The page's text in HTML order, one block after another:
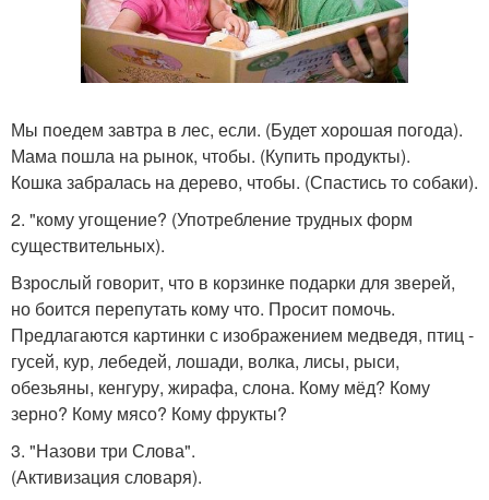
Мы поедем завтра в лес, если. (Будет хорошая погода).
Мама пошла на рынок, чтобы. (Купить продукты).
Кошка забралась на дерево, чтобы. (Спастись то собаки).
2. "кому угощение? (Употребление трудных форм
существительных).
Взрослый говорит, что в корзинке подарки для зверей,
но боится перепутать кому что. Просит помочь.
Предлагаются картинки с изображением медведя, птиц -
гусей, кур, лебедей, лошади, волка, лисы, рыси,
обезьяны, кенгуру, жирафа, слона. Кому мёд? Кому
зерно? Кому мясо? Кому фрукты?
3. "Назови три Слова".
(Активизация словаря).